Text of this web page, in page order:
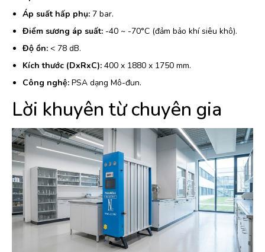
Áp suất hấp phụ: 7 bar.
Điểm sương áp suất: -40 ~ -70°C (đảm bảo khí siêu khô).
Độ ồn: < 78 dB.
Kích thước (DxRxC): 400 x 1880 x 1750 mm.
Công nghệ: PSA dạng Mô-đun.
Lời khuyên từ chuyên gia